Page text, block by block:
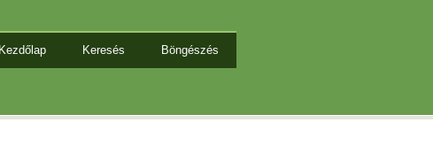
Kezdőlap Keresés Böngészés